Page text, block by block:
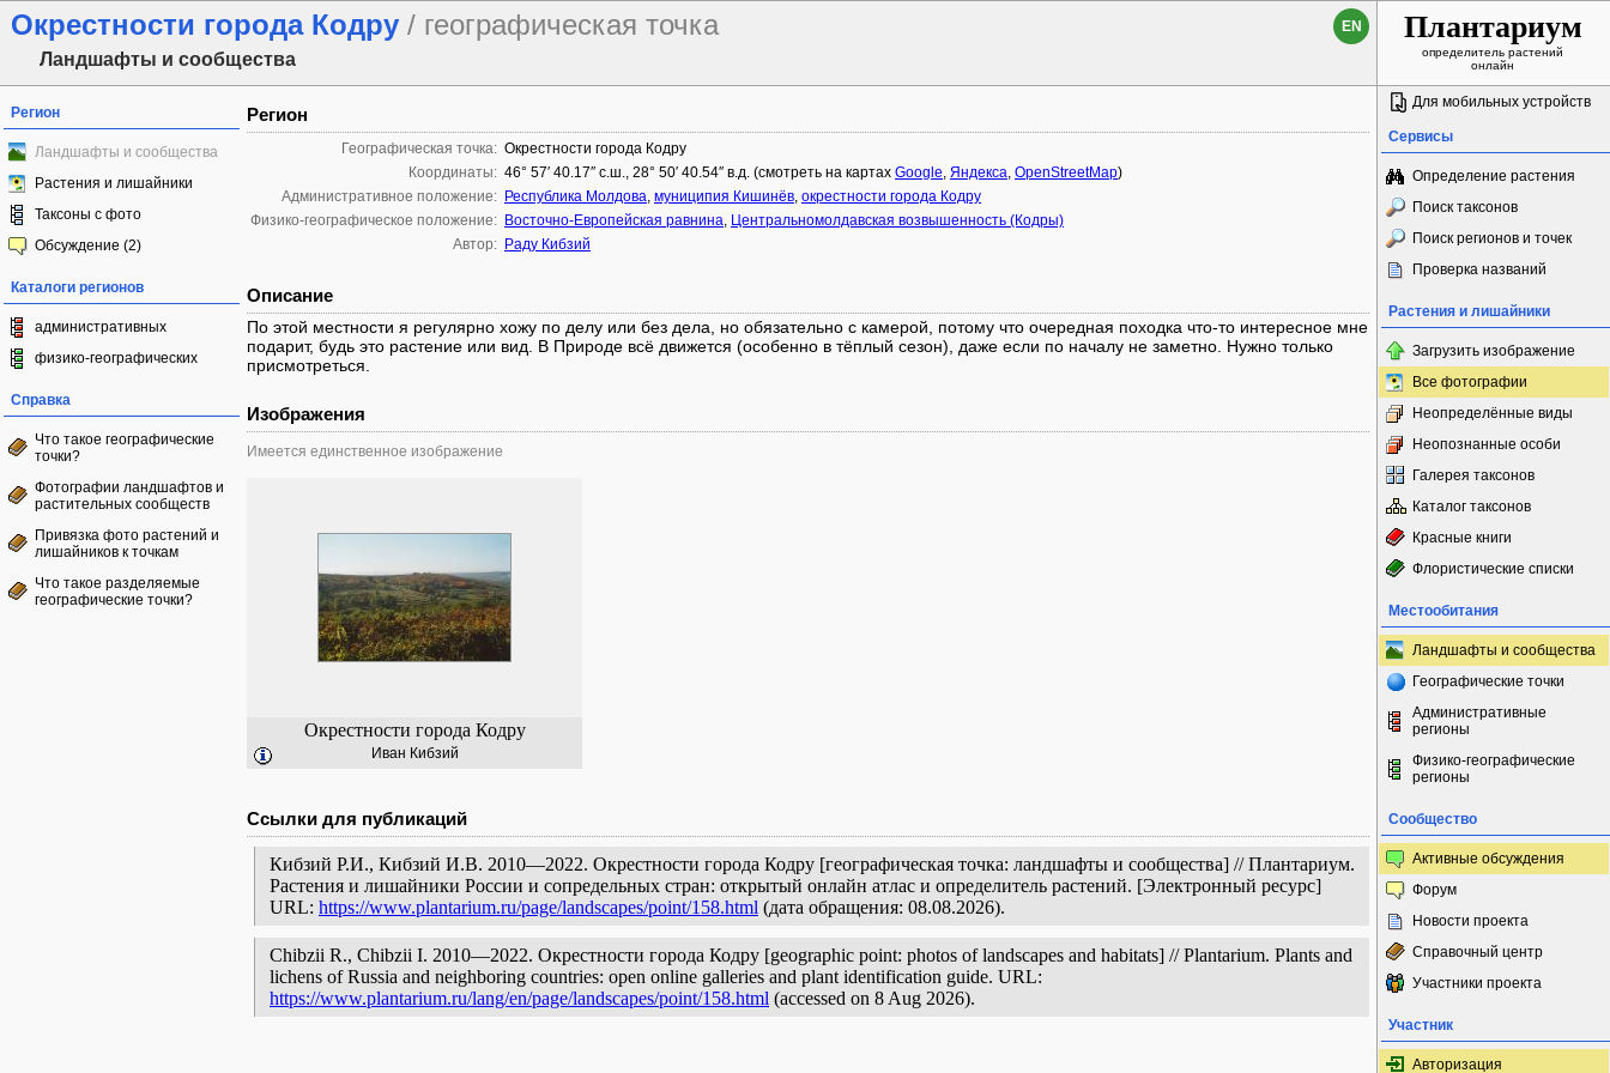
Окрестности города Кодру / географическая точка
Ландшафты и сообщества
EN Плантариум
определитель растений
онлайн
Регион
Ландшафты и сообщества
Растения и лишайники
Таксоны с фото
Обсуждение (2)
Каталоги регионов
административных
физико-географических
Справка
Что такое географические
точки?
Фотографии ландшафтов и
растительных сообществ
Привязка фото растений и
лишайников к точкам
Что такое разделяемые
географические точки?
Регион
Географическая точка: Окрестности города Кодру
Координаты: 46° 57′ 40.17″ с.ш., 28° 50′ 40.54″ в.д. (смотреть на картах Google, Яндекса, OpenStreetMap)
Административное положение: Республика Молдова, муниципия Кишинёв, окрестности города Кодру
Физико-географическое положение: Восточно-Европейская равнина, Центральномолдавская возвышенность (Кодры)
Автор: Раду Кибзий
Описание
По этой местности я регулярно хожу по делу или без дела, но обязательно с камерой, потому что очередная походка что-то интересное мне
подарит, будь это растение или вид. В Природе всё движется (особенно в тёплый сезон), даже если по началу не заметно. Нужно только
присмотреться.
Изображения
Имеется единственное изображение
Окрестности города Кодру
Иван Кибзий
Ссылки для публикаций
Кибзий Р.И., Кибзий И.В. 2010—2022. Окрестности города Кодру [географическая точка: ландшафты и сообщества] // Плантариум.
Растения и лишайники России и сопредельных стран: открытый онлайн атлас и определитель растений. [Электронный ресурс]
URL: https://www.plantarium.ru/page/landscapes/point/158.html (дата обращения: 08.08.2026).
Chibzii R., Chibzii I. 2010—2022. Окрестности города Кодру [geographic point: photos of landscapes and habitats] // Plantarium. Plants and
lichens of Russia and neighboring countries: open online galleries and plant identification guide. URL:
https://www.plantarium.ru/lang/en/page/landscapes/point/158.html (accessed on 8 Aug 2026).
Для мобильных устройств
Сервисы
Определение растения
Поиск таксонов
Поиск регионов и точек
Проверка названий
Растения и лишайники
Загрузить изображение
Все фотографии
Неопределённые виды
Неопознанные особи
Галерея таксонов
Каталог таксонов
Красные книги
Флористические списки
Местообитания
Ландшафты и сообщества
Географические точки
Административные
регионы
Физико-географические
регионы
Сообщество
Активные обсуждения
Форум
Новости проекта
Справочный центр
Участники проекта
Участник
Авторизация